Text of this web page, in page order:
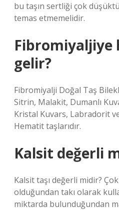
bu taşın sertliği çok
temas etmemelidir.
Fibromiyaljiye
gelir?
Fibromiyalji Doğal Taş
Sitrin, Malakit, Dumanlı
Kristal Kuvars, Labradorit
Hematit taşlarıdır.
Kalsit değerli
Kalsit taşı değerli midir?
olduğundan takı olarak
miktarda bulunduğundan